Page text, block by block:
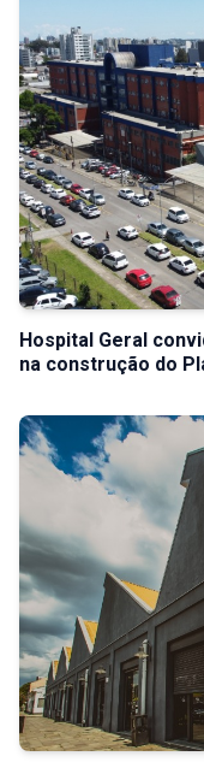
Hospital Geral
na construção do